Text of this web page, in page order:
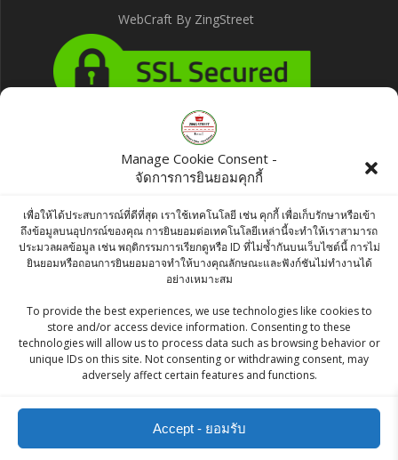
Manage Cookie Consent -
จัดการการยินยอมคุกกี้
เพื่อให้ได้ประสบการณ์ที่ดีที่สุด เราใช้เทคโนโลยี เช่น คุกกี้ เพื่อเก็บรักษาหรือเข้า
ถึงข้อมูลบนอุปกรณ์ของคุณ การยินยอมต่อเทคโนโลยีเหล่านี้จะทำให้เราสามารถ
ประมวลผลข้อมูล เช่น พฤติกรรมการเรียกดูหรือ ID ที่ไม่ซ้ำกันบนเว็บไซต์นี้ การไม่
ยินยอมหรือถอนการยินยอมอาจทำให้บางคุณลักษณะและฟังก์ชันไม่ทำงานได้
อย่างเหมาะสม
To provide the best experiences, we use technologies like cookies to
store and/or access device information. Consenting to these
technologies will allow us to process data such as browsing behavior or
unique IDs on this site. Not consenting or withdrawing consent, may
adversely affect certain features and functions.
Accept - ยอมรับ
WebCraft By ZingStreet
Products
฿70.00
Zadu Kesri Jiwan 1kg
450.00
Goldiee Mango Pickle 500gr
฿90.00